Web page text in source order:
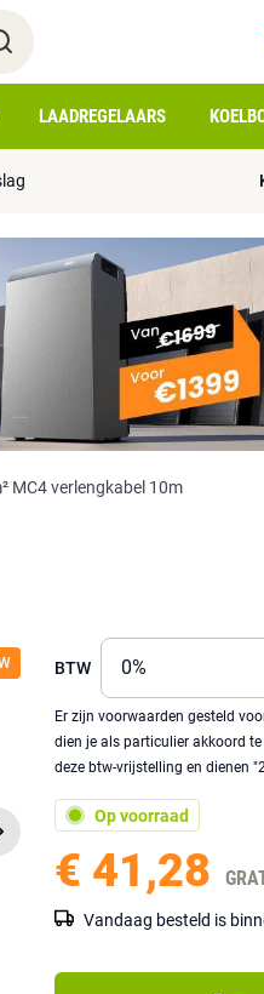
LAADREGELAARS
MC4 verlengkabel 10m
BTW
Er zijn voorwaarden gesteld
dien je als particulier akkoord
deze btw-vrijstelling en dienen
Op voorraad
€ 41,28
Vandaag besteld is